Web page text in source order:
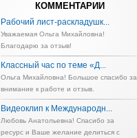
КОММЕНТАРИИ
Рабочий лист-раскладушк...
Уважаемая Ольга Михайловна!
Благодарю за отзыв!
Классный час по теме «Д...
Ольга Михайловна! Большое спасибо за
внимание к работе и отзыв.
Видеоклип к Международн...
Любовь Анатольевна! Спасибо за
ресурс и Ваше желание делиться с